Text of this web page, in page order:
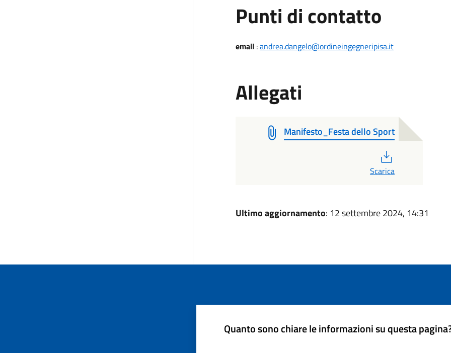
Punti di contatto
email:andrea.dangelo@ordineingegneripisa.it
Allegati
Manifesto_Festa dello Sport
Scarica
Ultimo aggiornamento: 12 settembre 2024, 14:31
Quanto sono chiare le informazioni su questa